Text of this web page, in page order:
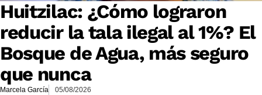
Huitzilac: ¿Cómo lograron
reducir la tala ilegal al 1%? El
Bosque de Agua, más seguro
que nunca
Marcela García 05/08/2026